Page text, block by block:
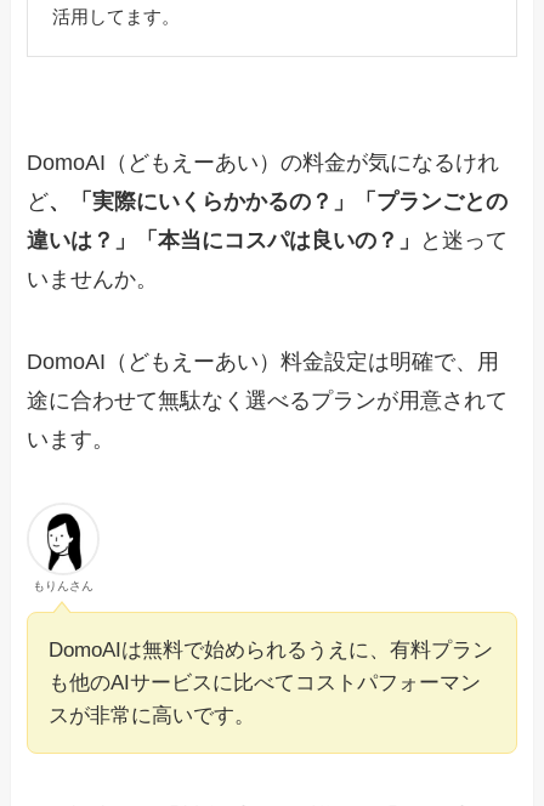
活用してます。
DomoAI（どもえーあい）の料金が気になるけれ
ど、「実際にいくらかかるの？」「プランごとの
違いは？」「本当にコスパは良いの？」
と迷って
いませんか。
DomoAI（どもえーあい）料金設定は明確で、用
途に合わせて無駄なく選べるプランが用意されて
います。
もりんさん
DomoAIは無料で始められるうえに、有料プラン
も他のAIサービスに比べてコストパフォーマン
スが非常に高いです。